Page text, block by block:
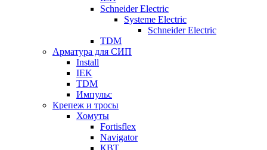
Schneider Electric
Systeme Electric
Schneider Electric
TDM
Арматура для СИП
Install
IEK
TDM
Импульс
Крепеж и тросы
Хомуты
Fortisflex
Navigator
КВТ